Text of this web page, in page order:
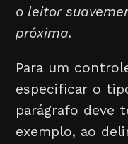
o leitor
próxima.
Para um
especificar o
parágrafo deve
exemplo, ao